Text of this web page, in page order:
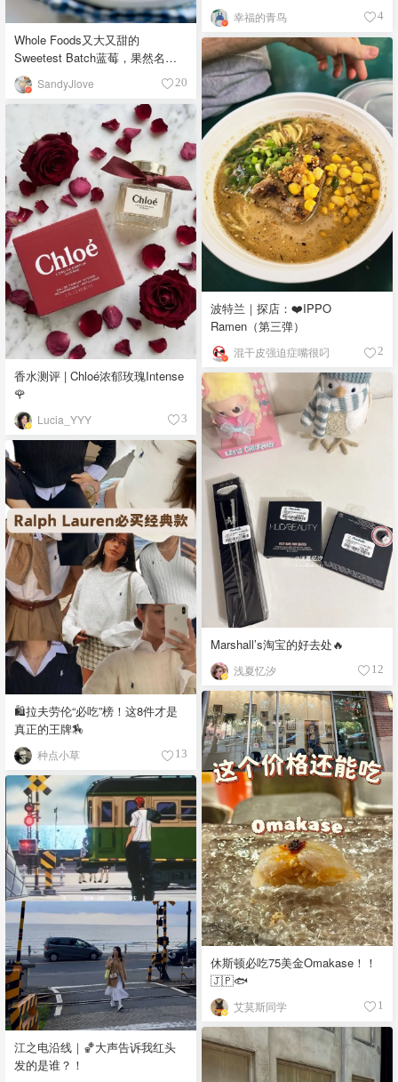
幸福的青鸟 4
Whole Foods又大又甜的
Sweetest Batch蓝莓，果然名副
其实！SandyJlove 20
波特兰｜探店：❤️IPPO
Ramen（第三弹）
混干皮强迫症嘴很叼 2
香水测评 | Chloé浓郁玫瑰Intense
🌹
Lucia_YYY 3
Marshall’s淘宝的好去处🔥
浅夏忆汐 12
🛍️拉夫劳伦“必吃”榜！这8件才是
真正的王牌🏇
种点小草 13
休斯顿必吃75美金Omakase！！
🇯🇵🐟
艾莫斯同学 1
江之电沿线｜🏀大声告诉我红头
发的是谁？！